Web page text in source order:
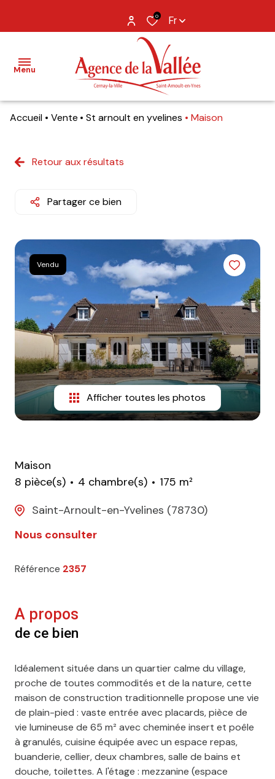
0 Fr
Menu
NOS
AGENCES
CONTACT
Accueil Vente St arnoult en yvelines Maison
Retour aux résultats
Partager ce bien
Vendu
Afficher toutes les photos
Maison
8 pièce(s)
4 chambre(s)
175 m²
Saint-Arnoult-en-Yvelines (78730)
Nous consulter
Référence 2357
A propos
de ce bien
Idéalement située dans un quartier calme du village,
proche de toutes commodités et de la nature, cette
maison de construction traditionnelle propose une vie
de plain-pied : vaste entrée avec placards, pièce de
vie lumineuse de 65 m² avec cheminée insert et poêle
à granulés, cuisine équipée avec un espace repas,
buanderie, cellier, deux chambres, salle de bains et
douche, toilettes. A l'étage : mezzanine (espace